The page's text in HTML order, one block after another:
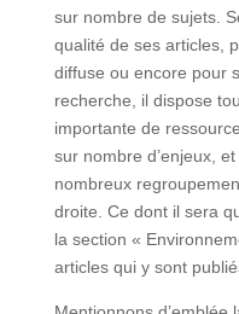
sur nombre de sujets.
qualité de ses articles,
diffuse ou encore pour
recherche, il dispose
importante de
sur nombre d’enjeux,
nombreux
droite. Ce dont il sera
la section «
articles qui y sont